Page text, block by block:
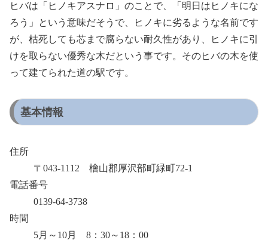
ヒバは「ヒノキアスナロ」のことで、「明日はヒノキにな
ろう」という意味だそうで、ヒノキに劣るような名前です
が、枯死しても芯まで腐らない耐久性があり、ヒノキに引
けを取らない優秀な木だという事です。そのヒバの木を使
って建てられた道の駅です。
基本情報
住所
〒043-1112 檜山郡厚沢部町緑町72-1
電話番号
0139-64-3738
時間
5月～10月 8：30～18：00